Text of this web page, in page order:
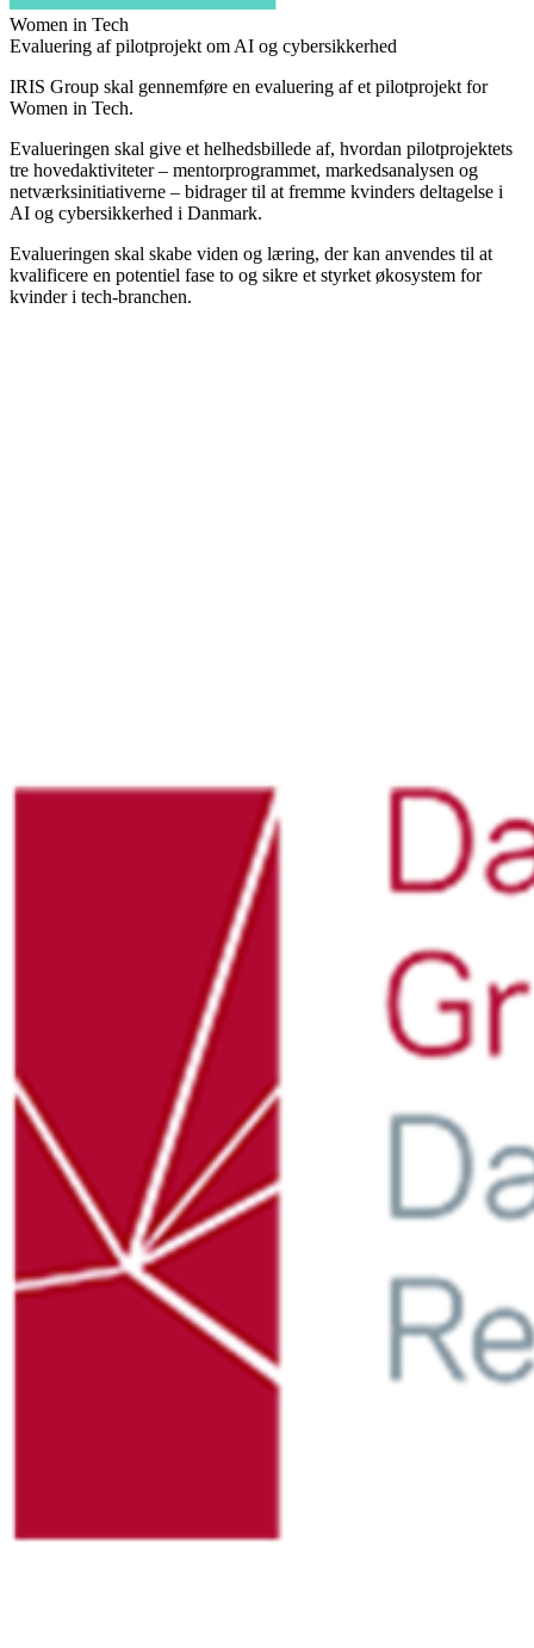
Women in Tech
Evaluering af pilotprojekt om AI og cybersikkerhed
IRIS Group skal gennemføre en evaluering af et pilotprojekt for
Women in Tech.
Evalueringen skal give et helhedsbillede af, hvordan pilotprojektets
tre hovedaktiviteter – mentorprogrammet, markedsanalysen og
netværksinitiativerne – bidrager til at fremme kvinders deltagelse i
AI og cybersikkerhed i Danmark.
Evalueringen skal skabe viden og læring, der kan anvendes til at
kvalificere en potentiel fase to og sikre et styrket økosystem for
kvinder i tech-branchen.